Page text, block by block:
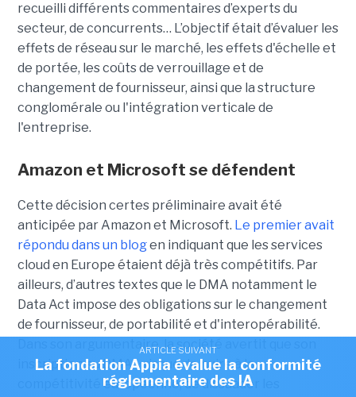
recueilli différents commentaires d’experts du
secteur, de concurrents… L’objectif était d’évaluer les
effets de réseau sur le marché, les effets d'échelle et
de portée, les coûts de verrouillage et de
changement de fournisseur, ainsi que la structure
conglomérale ou l'intégration verticale de
l'entreprise.
Amazon et Microsoft se défendent
Cette décision certes préliminaire avait été
anticipée par Amazon et Microsoft. Le premier avait
répondu dans un blogen indiquant que les services
cloud en Europe étaient déjà très compétitifs. Par
ailleurs, d’autres textes que le DMA notamment le
Data Act impose des obligations sur le changement
de fournisseur, de portabilité et d'interopérabilité.
Dans son argumentaire, la société avertit que son
inscription au DMA « risque de nuire à la
compétitivité européenne, de dissuader les
ARTICLE SUIVANT
La fondation Appia évalue la conformité
réglementaire des IA